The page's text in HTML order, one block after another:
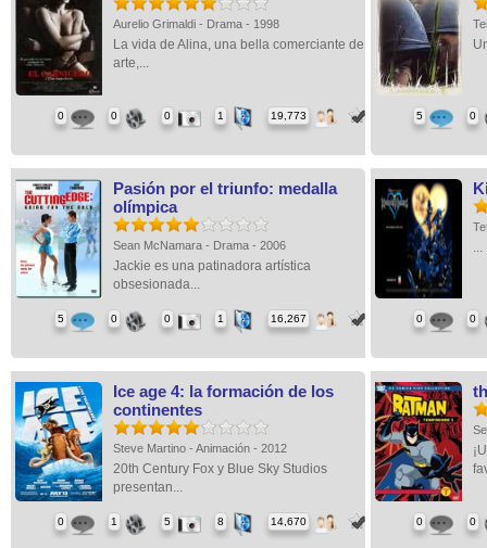
Aurelio Grimaldi - Drama - 1998
La vida de Alina, una bella comerciante de
arte,...
0 0 0 1 19,773 5 0
Pasión por el triunfo: medalla
olímpica
Sean McNamara - Drama - 2006
Jackie es una patinadora artística
obsesionada...
5 0 0 1 16,267
...
0 0
Ice age 4: la formación de los
continentes
Steve Martino - Animación - 2012
20th Century Fox y Blue Sky Studios
presentan...
0 1 5 8 14,670 0 0